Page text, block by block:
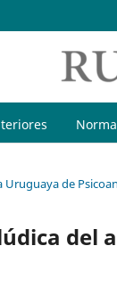
Uruguaya de
del